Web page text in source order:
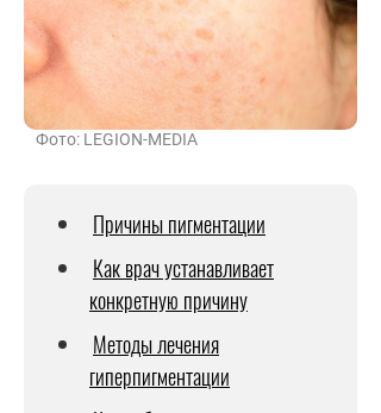
Фото: LEGION-MEDIA
Причины пигментации
Как врач устанавливает
конкретную причину
Методы лечения
гиперпигментации